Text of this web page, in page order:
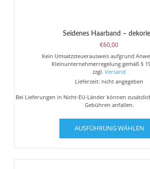
Seidenes Haarband –
€60,00
Kein Umsatzsteuerausweis aufgrund
Kleinunternehmerregelung gemäß §
zzgl. Versand
Lieferzeit: nicht angegeben
Bei Lieferungen in Nicht-EU-Länder können
Gebühren anfallen.
AUSFÜHRUNG WÄHLEN